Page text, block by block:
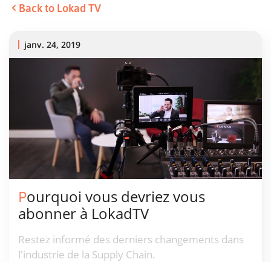
Back to Lokad TV
janv. 24, 2019
Pourquoi vous devriez vous
abonner à LokadTV
Restez informé des derniers changements dans
l'industrie de la Supply Chain.